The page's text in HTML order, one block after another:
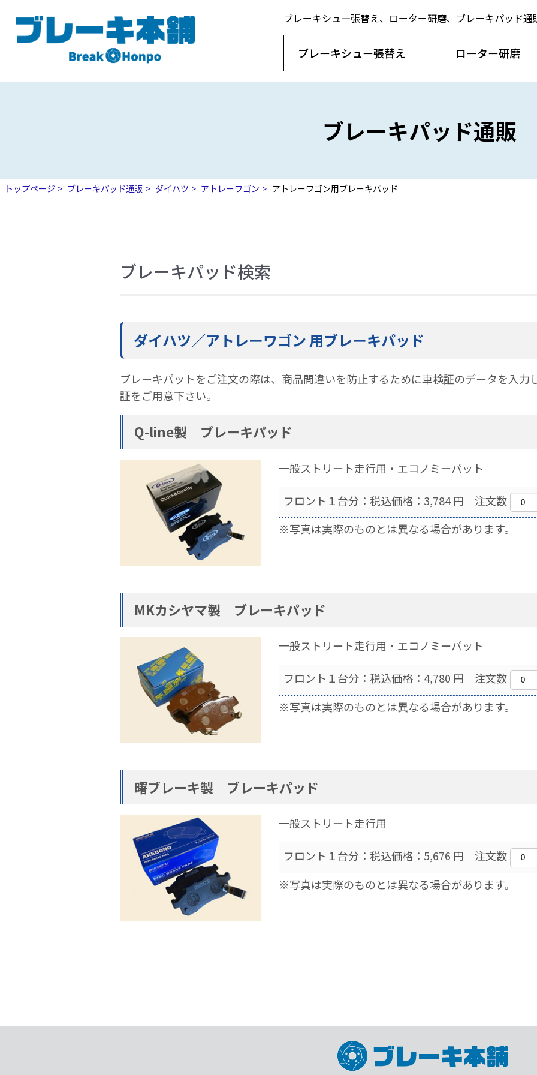
ブレーキシュ―張替え、ローター研磨、ブレーキパッド通
ブレーキシュー張替え ローター研磨
ブレーキパッド通販
トップページ ブレーキパッド通販 ダイハツ アトレーワゴン アトレーワゴン用ブレーキパッド
ブレーキパッド検索
ダイハツ／アトレーワゴン 用ブレーキパッド
ブレーキパットをご注文の際は、商品間違いを防止するために車検証のデータを入力
証をご用意下さい。
Q-line製 ブレーキパッド
一般ストリート走行用・エコノミーパット
フロント１台分：税込価格：3,784 円 注文数
※写真は実際のものとは異なる場合があります。
MKカシヤマ製 ブレーキパッド
一般ストリート走行用・エコノミーパット
フロント１台分：税込価格：4,780 円 注文数
※写真は実際のものとは異なる場合があります。
曙ブレーキ製 ブレーキパッド
一般ストリート走行用
フロント１台分：税込価格：5,676 円 注文数
※写真は実際のものとは異なる場合があります。